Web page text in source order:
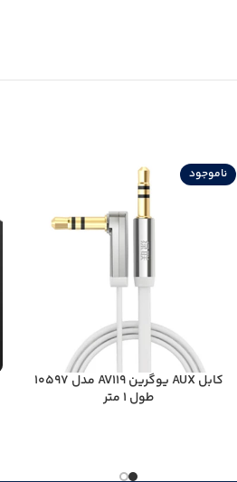
ناموجود
کابل AUX یوگرین AV119 مدل 10597
طول 1 متر